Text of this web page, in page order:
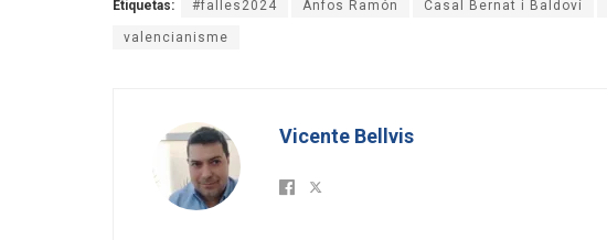
Etiquetas: #falles2024 Anfos Ramón Casal Bernat i Baldoví
valencianisme
Vicente Bellvis